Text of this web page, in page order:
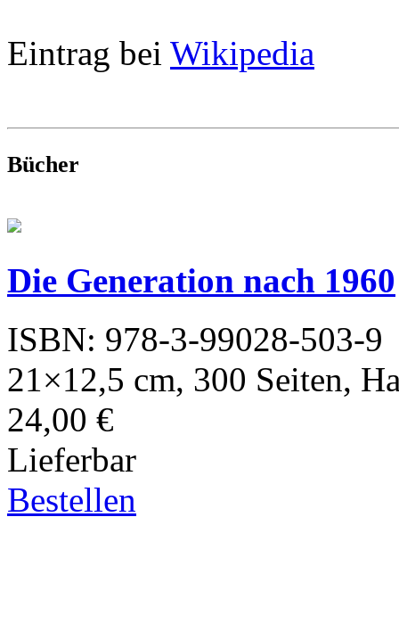
Eintrag bei Wikipedia
Bücher
Die Generation nach 1960
ISBN: 978-3-99028-503-9
21×12,5 cm, 300 Seiten,
24,00 €
Lieferbar
Bestellen